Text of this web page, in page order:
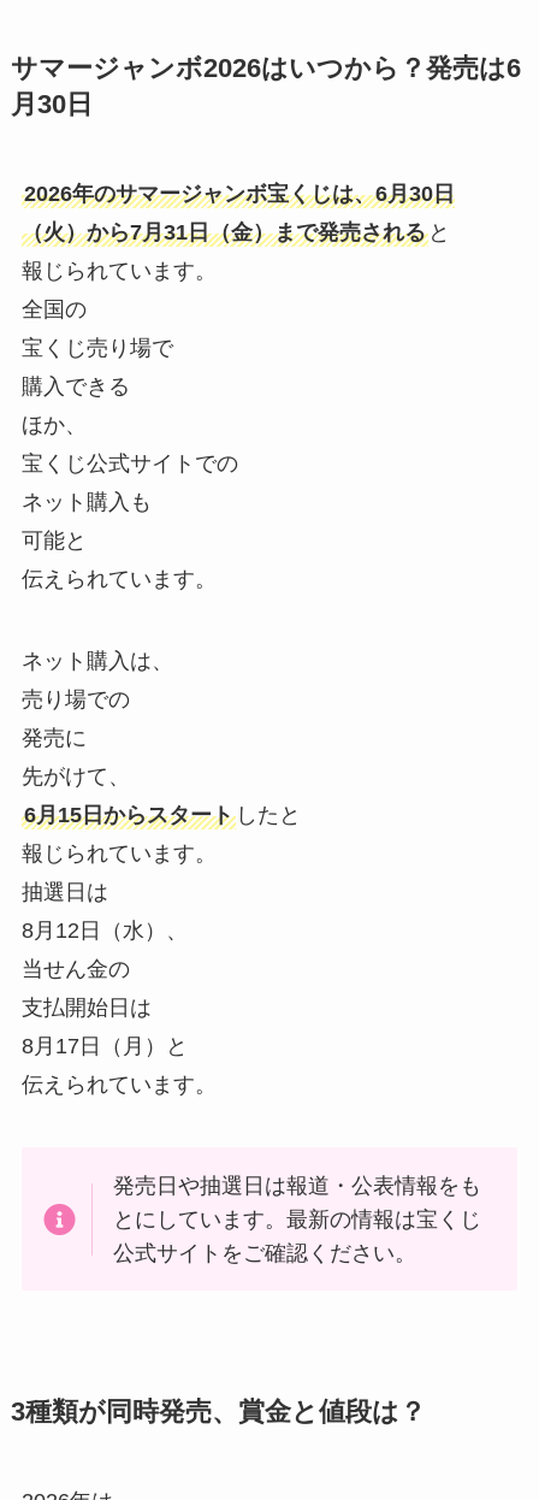
サマージャンボ2026はいつから？発売は6
月30日
2026年のサマージャンボ宝くじは、6月30日
（火）から7月31日（金）まで発売されると
報じられています。
全国の
宝くじ売り場で
購入できる
ほか、
宝くじ公式サイトでの
ネット購入も
可能と
伝えられています。
ネット購入は、
売り場での
発売に
先がけて、
6月15日からスタートしたと
報じられています。
抽選日は
8月12日（水）、
当せん金の
支払開始日は
8月17日（月）と
伝えられています。
発売日や抽選日は報道・公表情報をも
とにしています。最新の情報は宝くじ
公式サイトをご確認ください。
3種類が同時発売、賞金と値段は？